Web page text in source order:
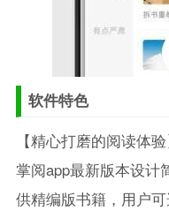
软件特色
【精心打磨的阅读体验
掌阅app最新版本设计
供精编版书籍，用户